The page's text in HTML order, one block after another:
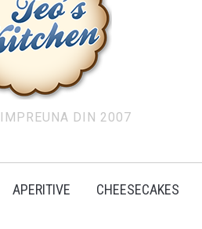
DIN 2007
APERITIVE CHEESECAKES